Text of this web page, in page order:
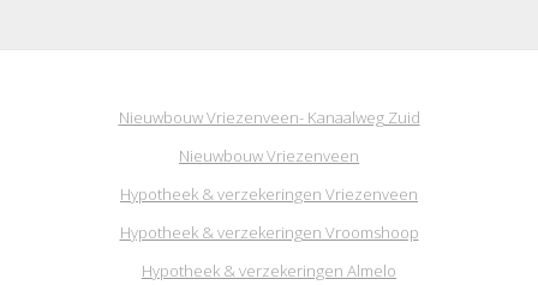
Nieuwbouw Vriezenveen- Kanaalweg Zuid
Nieuwbouw Vriezenveen
Hypotheek & verzekeringen Vriezenveen
Hypotheek & verzekeringen Vroomshoop
Hypotheek & verzekeringen Almelo